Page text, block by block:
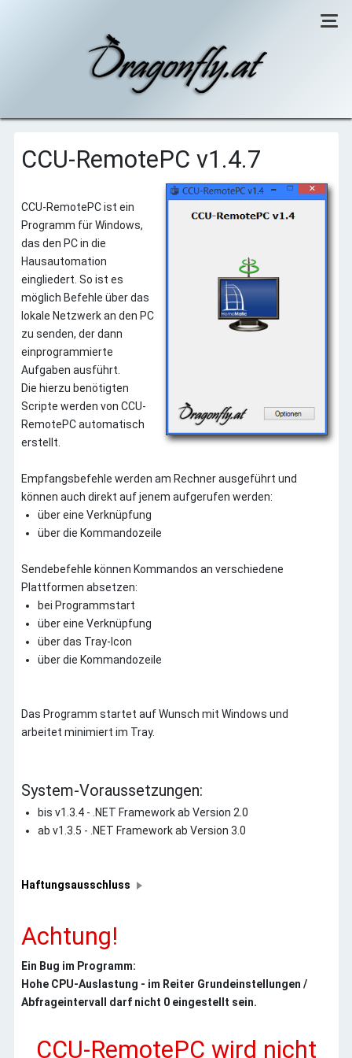
Willkommen
CCU-RemotePC
Windows-Sicherheithinweis
Optionen
Changelog
Tipps
Links
Diverses
CCU-RemotePC v1.4.7
CCU-RemotePC ist ein
Programm für Windows,
das den PC in die
Hausautomation
eingliedert. So ist es
möglich Befehle über das
lokale Netzwerk an den PC
zu senden, der dann
einprogrammierte
Aufgaben ausführt.
Die hierzu benötigten
Scripte werden von CCU-
RemotePC automatisch
erstellt.
Empfangsbefehle werden am Rechner ausgeführt und
können auch direkt auf jenem aufgerufen werden:
über eine Verknüpfung
über die Kommandozeile
Sendebefehle können Kommandos an verschiedene
Plattformen absetzen:
bei Programmstart
über eine Verknüpfung
über das Tray-Icon
über die Kommandozeile
Das Programm startet auf Wunsch mit Windows und
arbeitet minimiert im Tray.
System-Voraussetzungen:
bis v1.3.4 - .NET Framework ab Version 2.0
ab v1.3.5 - .NET Framework ab Version 3.0
Haftungsausschluss
Achtung!
Ein Bug im Programm:
Hohe CPU-Auslastung - im Reiter Grundeinstellungen /
Abfrageintervall darf nicht 0 eingestellt sein.
CCU-RemotePC wird nicht